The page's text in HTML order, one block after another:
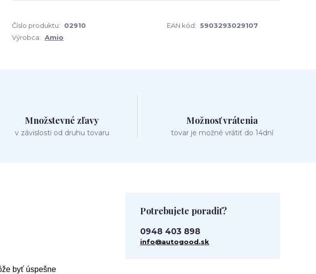
Číslo produktu: 02910 EAN kód: 5903293029107
Výrobca: Amio
Množstevné zľavy
v závislosti od druhu tovaru
Možnosť vrátenia
tovar je možné vrátiť do 14dní
byť úspešne
Potrebujete poradiť?
0948 403 898
info@autogood.sk